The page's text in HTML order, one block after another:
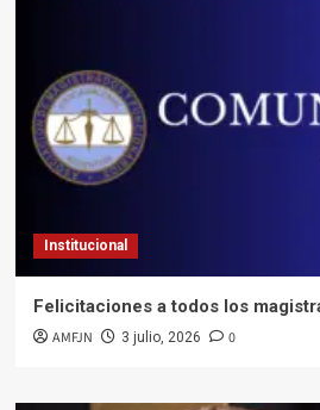
Institucional
Felicitaciones a todos los
AMFJN 3 julio, 2026 0